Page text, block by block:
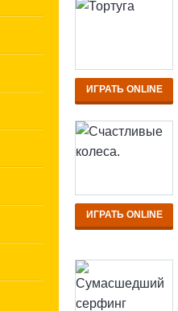
ИГРАТЬ ONLINE
ИГРАТЬ ONLINE